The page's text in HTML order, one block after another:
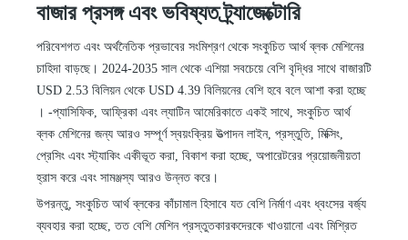
বাজার প্রসঙ্গ এবং ভবিষ্যত ট্র্যাজেক্টোরি
পরিবেশগত এবং অর্থনৈতিক প্রভাবের সংমিশ্রণ থেকে সংকুচিত আর্থ ব্লক মেশিনের
চাহিদা বাড়ছে। 2024-2035 সাল থেকে এশিয়া সবচেয়ে বেশি বৃদ্ধির সাথে বাজারটি
USD 2.53 বিলিয়ন থেকে USD 4.39 বিলিয়নের বেশি হবে বলে আশা করা হচ্ছে
। -প্যাসিফিক, আফ্রিকা এবং ল্যাটিন আমেরিকাতে একই সাথে, সংকুচিত আর্থ
ব্লক মেশিনের জন্য আরও সম্পূর্ণ স্বয়ংক্রিয় উত্পাদন লাইন, প্রস্তুতি, মিক্সিং,
প্রেসিং এবং স্ট্যাকিং একীভূত করা, বিকাশ করা হচ্ছে, অপারেটরের প্রয়োজনীয়তা
হ্রাস করে এবং সামঞ্জস্য আরও উন্নত করে।
উপরন্তু, সংকুচিত আর্থ ব্লকের কাঁচামাল হিসাবে যত বেশি নির্মাণ এবং ধ্বংসের বর্জ্য
ব্যবহার করা হচ্ছে, তত বেশি মেশিন প্রস্তুতকারকদেরকে খাওয়ানো এবং মিশ্রিত